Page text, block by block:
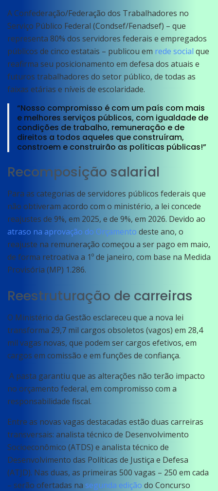
A Confederação/Federação dos Trabalhadores no
Serviço Público Federal (Condsef/Fenadsef) – que
representa 80% dos servidores federais e empregados
públicos de cinco estatais – publicou em rede social que
reafirma seu posicionamento em defesa dos atuais e
futuros trabalhadores do setor público, de todas as
faixas etárias e níveis de escolaridade.
“Nosso compromisso é com um país com mais
e melhores serviços públicos, com igualdade de
condições de trabalho, remuneração e de
direitos a todos aqueles que construíram,
constroem e construirão as políticas públicas!”
Recomposição salarial
Para as categorias de servidores públicos federais que
não obtiveram acordo com o ministério, a lei concede
reajustes de 9%, em 2025, e de 9%, em 2026. Devido ao
atraso na aprovação do Orçamento deste ano, o
reajuste na remuneração começou a ser pago em maio,
de forma retroativa a 1º de janeiro, com base na Medida
Provisória (MP) 1.286.
Reestruturação de carreiras
O Ministério da Gestão esclareceu que a nova lei
transforma 29,7 mil cargos obsoletos (vagos) em 28,4
mil vagas novas, que podem ser cargos efetivos, em
cargos em comissão e em funções de confiança.
A pasta garantiu que as alterações não terão impacto
no orçamento federal, em compromisso com a
responsabilidade fiscal.
Entre as novas vagas destacadas estão duas carreiras
transversais: analista técnico de Desenvolvimento
Socioeconômico (ATDS) e analista técnico de
Desenvolvimento das Políticas de Justiça e Defesa
(ATJD). Nas duas, as primeiras 500 vagas – 250 em cada
– serão ofertadas na segunda edição do Concurso